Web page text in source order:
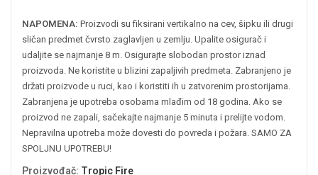
NAPOMENA: Proizvodi su fiksirani vertikalno na cev, šipku ili drugi
sličan predmet čvrsto zaglavljen u zemlju. Upalite osigurač i
udaljite se najmanje 8 m. Osigurajte slobodan prostor iznad
proizvoda. Ne koristite u blizini zapaljivih predmeta. Zabranjeno je
držati proizvode u ruci, kao i koristiti ih u zatvorenim prostorijama.
Zabranjena je upotreba osobama mlađim od 18 godina. Ako se
proizvod ne zapali, sačekajte najmanje 5 minuta i prelijte vodom.
Nepravilna upotreba može dovesti do povreda i požara. SAMO ZA
SPOLJNU UPOTREBU!
Proizvođač: Tropic Fire